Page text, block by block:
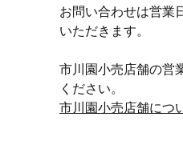
お問い合わせは営業
いただきます。
市川園小売店舗の営
ください。
市川園小売店舗につ